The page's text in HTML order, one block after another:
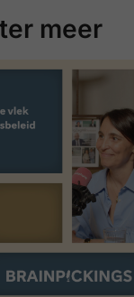
meer